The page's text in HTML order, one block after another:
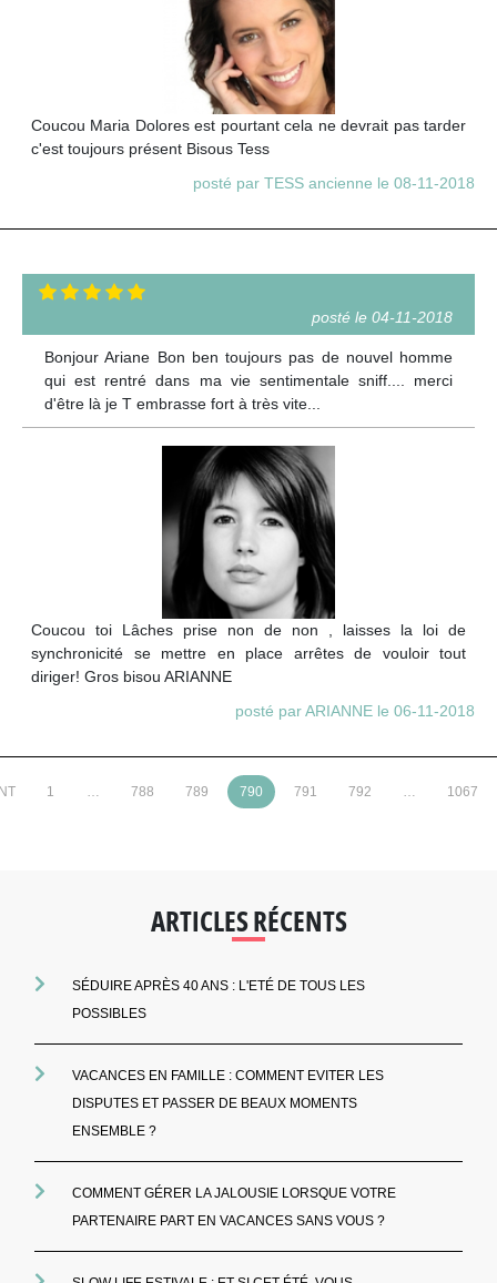
Coucou Maria Dolores est pourtant cela ne devrait pas tarder
c'est toujours présent Bisous Tess
posté par TESS ancienne le 08-11-2018
posté le 04-11-2018
Bonjour Ariane Bon ben toujours pas de nouvel homme
qui est rentré dans ma vie sentimentale sniff.... merci
d'être là je T embrasse fort à très vite...
Coucou toi Lâches prise non de non , laisses la loi de
synchronicité se mettre en place arrêtes de vouloir tout
diriger! Gros bisou ARIANNE
posté par ARIANNE le 06-11-2018
1 788 789 790 791 792 1067
ARTICLES RÉCENTS
SÉDUIRE APRÈS 40 ANS : L'ETÉ DE TOUS LES
POSSIBLES
VACANCES EN FAMILLE : COMMENT EVITER LES
DISPUTES ET PASSER DE BEAUX MOMENTS
ENSEMBLE ?
COMMENT GÉRER LA JALOUSIE LORSQUE VOTRE
PARTENAIRE PART EN VACANCES SANS VOUS ?